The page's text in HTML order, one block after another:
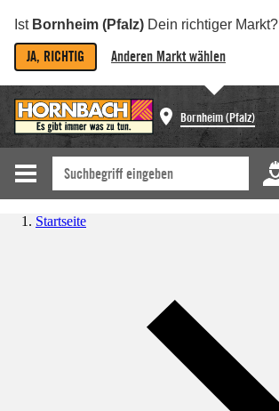
Ist Bornheim (Pfalz) Dein richtiger Markt?
JA, RICHTIG Anderen Markt wählen
Bornheim (Pfalz)
Startseite